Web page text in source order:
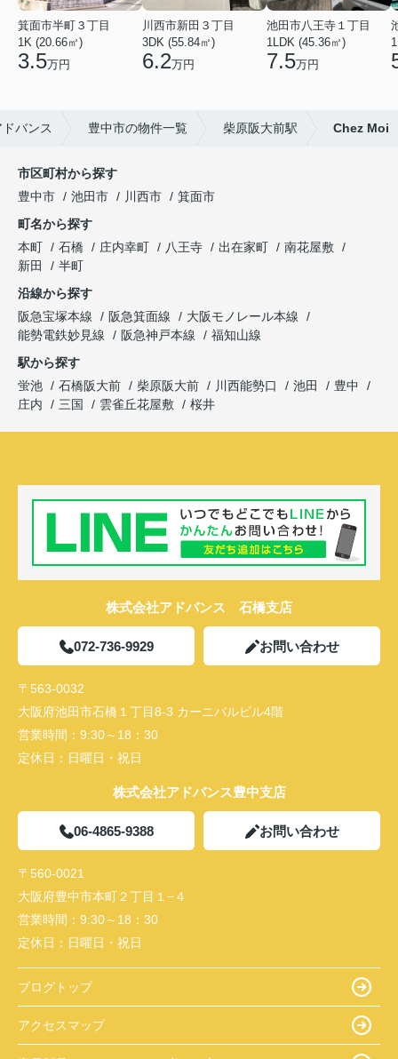
箕面市半町３丁目
1K (20.66㎡)
3.5万円
川西市新田３丁目
3DK (55.84㎡)
6.2万円
池田市八王寺１丁目
1LDK (45.36㎡)
7.5万円
バンス 豊中市の物件一覧 柴原阪大前駅 Chez Moi
市区町村から探す
豊中市
池田市 川西市
箕面市
町名から探す
本町
石橋 庄内幸町 八王寺 出在家町
南花屋敷
新田
半町
沿線から探す
阪急宝塚本線
阪急箕面線
大阪モノレール本線
能勢電鉄妙見線
阪急神戸本線
福知山線
駅から探す
蛍池
石橋阪大前 柴原阪大前 川西能勢口 池田
豊中
庄内
三国 雲雀丘花屋敷 桜井
株式会社アドバンス 石橋支店
072-736-9929 お問い合わせ
〒563-0032
大阪府池田市石橋１丁目8-3 カーニバルビル4階
営業時間： 9:30～18：30
定休日： 日曜日・祝日
株式会社アドバンス豊中支店
06-4865-9388 お問い合わせ
〒560-0021
大阪府豊中市本町２丁目１−４
営業時間： 9:30～18：30
定休日： 日曜日・祝日
ブログトップ
アクセスマップ